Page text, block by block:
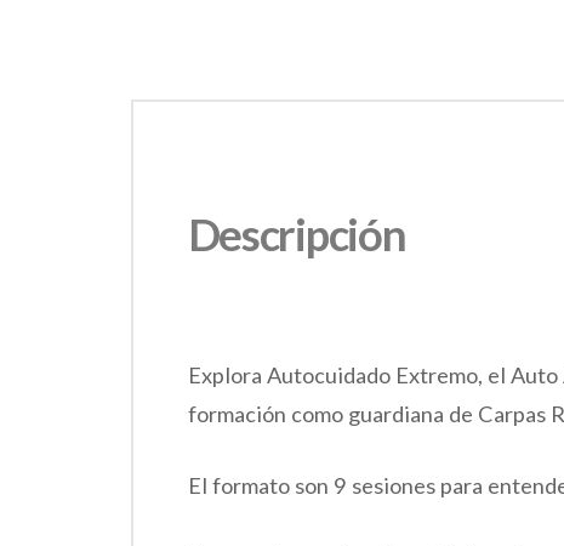
Descripción
Explora Autocuidado Extremo, el
formación como guardiana de Carpas
El formato son 9 sesiones para